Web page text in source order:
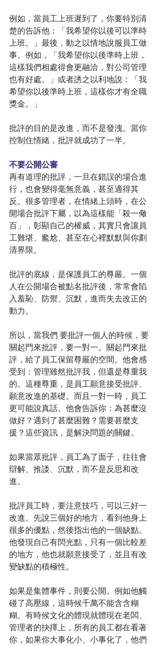
例如，當員工上班遲到了，你要特別清
楚的告訴他：「我希望你以後可以準時
上班。」最後，動之以情地說服員工做
事。例如，「我希望你以後準時上班，
這樣我們相處得會更融洽，對公司管理
也有好處。」或者誘之以利地說：「我
希望你以後準時上班，這樣你才有全職
獎金。」
批評的目的是改進，而不是發洩。當你
控制住情緒，批評就成功了一半。
不要公開公審
再有道理的批評，一旦在錯誤的場合進
行，也會變得毫無意義，甚至適得其
反。很多管理者，在情緒上頭時，在公
開場合批評下屬，以為這樣能「殺一儆
百」，彰顯自己的權威，其實只會讓員
工難堪、尷尬、甚至在心裡默默與你劃
清界限。
批評的底線，是保護員工的尊嚴。一個
人在公開場合被點名批評後，常常會陷
入羞恥、防禦、沉默，進而失去改正的
動力。
所以，當我們 要批評一個人的時候，要
關起門來批評，要一對一。關起門來批
評，給了員工保留尊嚴的空間。他會感
受到：管理雖然批評我，但還是尊重我
的。這種尊重，是員工願意接受批評、
願意改進的基礎。而且一對一時，員工
更可能說真話。他會告訴你：為甚麼沒
做好？遇到了甚麼困難？需要甚麼支
援？這些資訊，是解決問題的關鍵。
如果當眾批評，員工為了面子，往往會
辯解、推諉、沉默，而不是反思和改
進。
批評員工時，要注意技巧，可以三好一
改進。先說三個好的地方，看到他身上
很多的優點，然後指出他的一個缺點。
他發現自己有閃光點，只有一個比較差
的地方，他也就願意接受了，並且有改
變缺點的積極性。
如果是集體事件，則要公開。例如他觸
碰了高壓線，這時候千萬不能含含糊
糊。有時候文化的體現就體現在老闆、
管理者的抉擇上，所有的員工都在看著
你，如果你大事化小、小事化了，他們